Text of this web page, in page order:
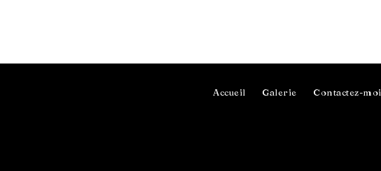
Accueil Galerie Contactez-moi